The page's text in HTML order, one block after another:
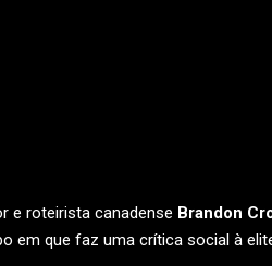
e roteirista canadense Brandon
em que faz uma crítica social à